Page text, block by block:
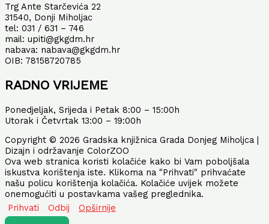
Trg Ante Starčevića 22
31540, Donji Miholjac
tel: 031 / 631 – 746
mail: upiti@gkgdm.hr
nabava: nabava@gkgdm.hr
OIB: 78158720785
RADNO VRIJEME
Ponedjeljak, Srijeda i Petak 8:00 – 15:00h
Utorak i Četvrtak 13:00 – 19:00h
Copyright © 2026 Gradska knjižnica Grada Donjeg Miholjca |
Dizajn i održavanje ColorZOO
Ova web stranica koristi kolačiće kako bi Vam poboljšala
iskustva korištenja iste. Klikoma na "Prihvati" prihvaćate
našu policu korištenja kolačića. Kolačiće uvijek možete
onemogućiti u postavkama vašeg preglednika.
Prihvati
Odbij Opširnije